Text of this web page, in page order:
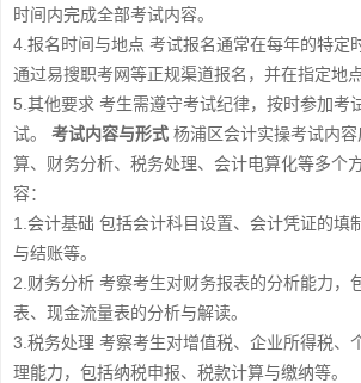
时间内完成全部考试内容。
4.报名时间与地点 考试报名通常在每年的特定
通过易搜职考网等正规渠道报名，并在指定地
5.其他要求 考生需遵守考试纪律，按时参加考
试。 考试内容与形式 杨浦区会计实操考试内
算、财务分析、税务处理、会计电算化等多个
容：
1.会计基础 包括会计科目设置、会计凭证的填
与结账等。
2.财务分析 考察考生对财务报表的分析能力，
表、现金流量表的分析与解读。
3.税务处理 考察考生对增值税、企业所得税、
理能力，包括纳税申报、税款计算与缴纳等。